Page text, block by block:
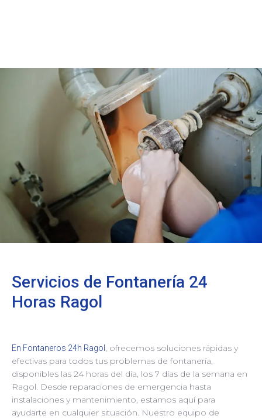
Servicios de Fontanería 24
Horas Ragol
En Fontaneros 24h Ragol , ofrecemos soluciones rápidas y
efectivas para todos tus problemas de fontanería,
disponibles las 24 horas del día, los 7 días de la semana en
Ragol. Desde reparaciones de emergencia hasta
instalaciones y mantenimiento, estamos aquí para
ayudarte en cualquier situación. Nuestro equipo de